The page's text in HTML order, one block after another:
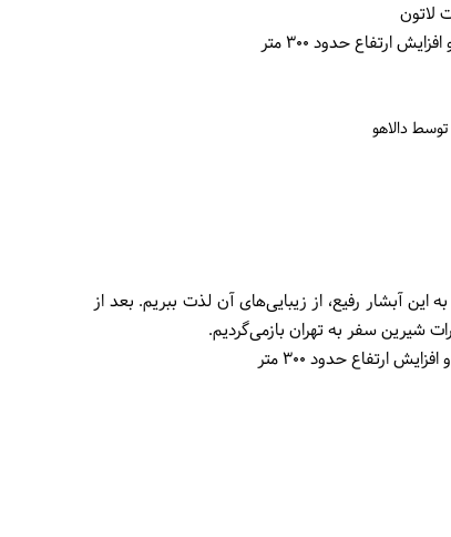
لاتون
دالاهو
این آبشار رفیع، از زیبایی‌های آن لذت ببریم. بعد از
شیرین سفر به تهران بازمی‌گردیم.